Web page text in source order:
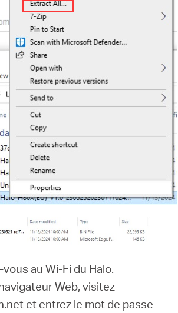
au Wi-Fi du Halo.
Web, visitez
et entrez le mot de passe